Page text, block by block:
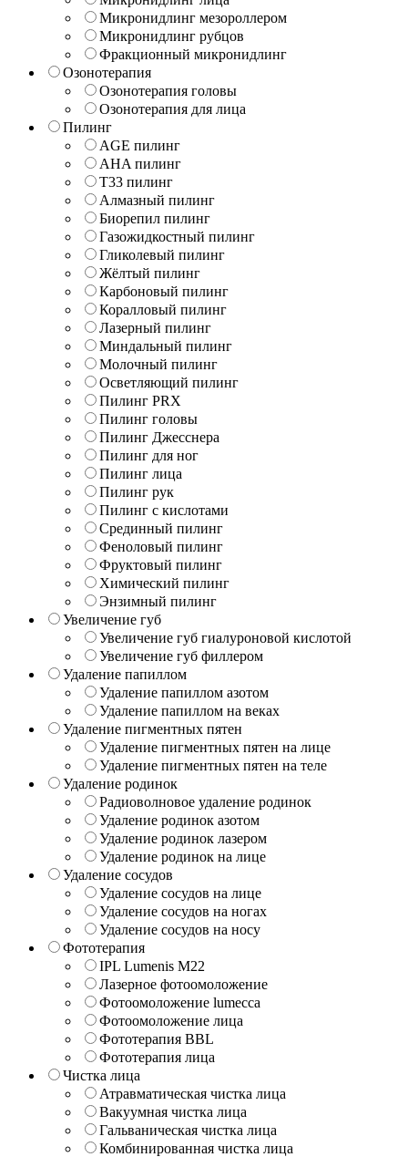
Микронидлинг мезороллером
Микронидлинг рубцов
Фракционный микронидлинг
Озонотерапия
Озонотерапия головы
Озонотерапия для лица
Пилинг
AGE пилинг
AHA пилинг
T33 пилинг
Алмазный пилинг
Биорепил пилинг
Газожидкостный пилинг
Гликолевый пилинг
Жёлтый пилинг
Карбоновый пилинг
Коралловый пилинг
Лазерный пилинг
Миндальный пилинг
Молочный пилинг
Осветляющий пилинг
Пилинг PRX
Пилинг головы
Пилинг Джесснера
Пилинг для ног
Пилинг лица
Пилинг рук
Пилинг с кислотами
Срединный пилинг
Феноловый пилинг
Фруктовый пилинг
Химический пилинг
Энзимный пилинг
Увеличение губ
Увеличение губ гиалуроновой кислотой
Увеличение губ филлером
Удаление папиллом
Удаление папиллом азотом
Удаление папиллом на веках
Удаление пигментных пятен
Удаление пигментных пятен на лице
Удаление пигментных пятен на теле
Удаление родинок
Радиоволновое удаление родинок
Удаление родинок азотом
Удаление родинок лазером
Удаление родинок на лице
Удаление сосудов
Удаление сосудов на лице
Удаление сосудов на ногах
Удаление сосудов на носу
Фототерапия
IPL Lumenis M22
Лазерное фотоомоложение
Фотоомоложение lumecca
Фотоомоложение лица
Фототерапия BBL
Фототерапия лица
Чистка лица
Атравматическая чистка лица
Вакуумная чистка лица
Гальваническая чистка лица
Комбинированная чистка лица